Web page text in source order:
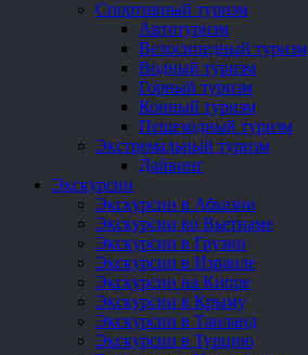
Спортивный туризм
Автотуризм
Велосипедный туризм
Водный туризм
Горный туризм
Конный туризм
Пешеходный туризм
Экстремальный туризм
Дайвинг
Экскурсии
Экскурсии в Абхазии
Экскурсии во Вьетнаме
Экскурсии в Грузии
Экскурсии в Израиле
Экскурсии на Кипре
Экскурсии в Крыму
Экскурсии в Таиланд
Экскурсии в Турцию